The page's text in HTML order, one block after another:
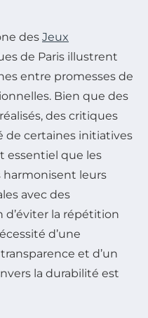
des Jeux
de Paris illustrent
entre promesses de
Bien que des
des critiques
de certaines initiatives
essentiel que les
leurs
avec des
d’éviter la répétition
d’une
et d’un
la durabilité est